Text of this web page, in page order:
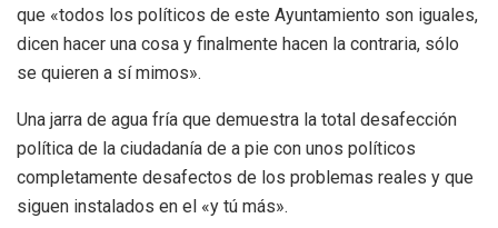
que «todos los políticos de este Ayuntamiento son iguales,
dicen hacer una cosa y finalmente hacen la contraria, sólo
se quieren a sí mimos».
Una jarra de agua fría que demuestra la total desafección
política de la ciudadanía de a pie con unos políticos
completamente desafectos de los problemas reales y que
siguen instalados en el «y tú más».